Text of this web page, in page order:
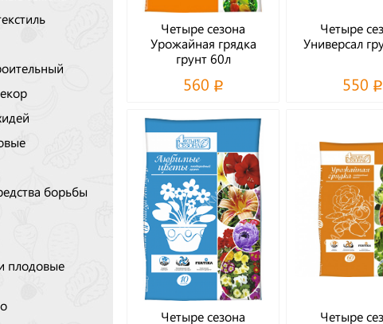
борьбы
плодовые
Четыре сезона
Урожайная грядка
грунт 60л
560
Четыре
Универсал
550
Четыре сезона
Четыре